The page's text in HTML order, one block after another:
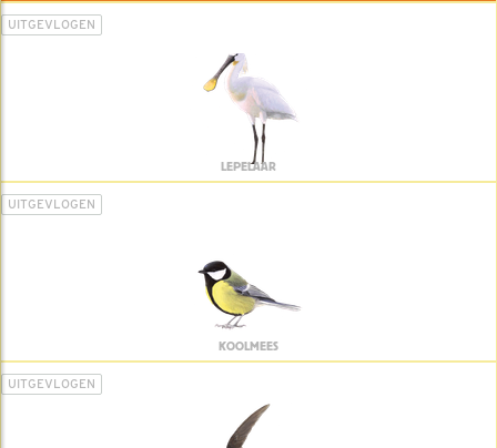
UITGEVLOGEN
LEPELAAR
UITGEVLOGEN
KOOLMEES
UITGEVLOGEN